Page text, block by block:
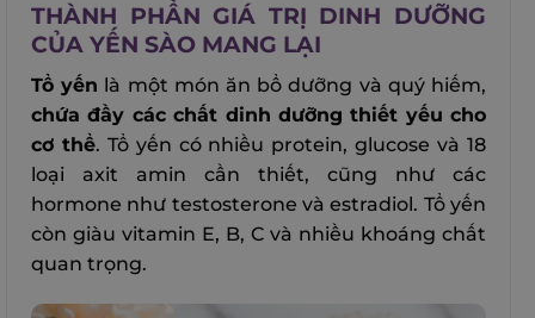
THÀNH PHẦN GIÁ TRỊ DINH DƯỠNG
CỦA YẾN SÀO MANG LẠI
Tổ yến là một món ăn bổ dưỡng và quý hiếm,
chứa đầy các chất dinh dưỡng thiết yếu cho
cơ thể. Tổ yến có nhiều protein, glucose và 18
loại axit amin cần thiết, cũng như các
hormone như testosterone và estradiol. Tổ yến
còn giàu vitamin E, B, C và nhiều khoáng chất
quan trọng.